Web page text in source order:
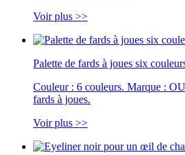
Voir plus >>
Palette de fards à joues six
Couleur : 6 couleurs. Marque :
fards à joues.
Voir plus >>